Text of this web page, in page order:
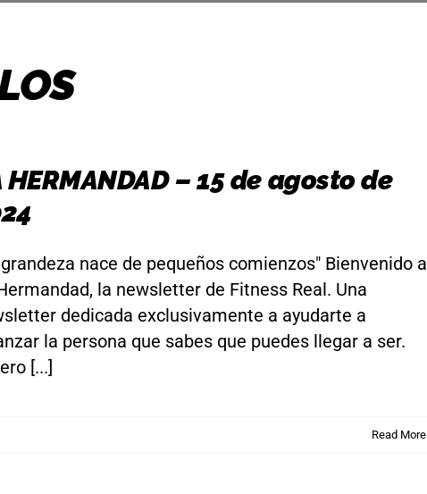
HERMANDAD – 15 de agosto de
nace de pequeños comienzos" Bienvenido a
la newsletter de Fitness Real. Una
dedicada exclusivamente a ayudarte a
la persona que sabes que puedes llegar a ser.
[...]
Read More